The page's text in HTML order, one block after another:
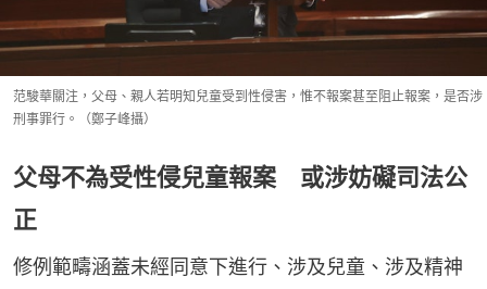
范駿華關注，父母、親人若明知兒童受到性侵害，惟不報案甚至阻止報案，是否涉
刑事罪行。（鄭子峰攝）
父母不為受性侵兒童報案 或涉妨礙司法公
正
修例範疇涵蓋未經同意下進行、涉及兒童、涉及精神